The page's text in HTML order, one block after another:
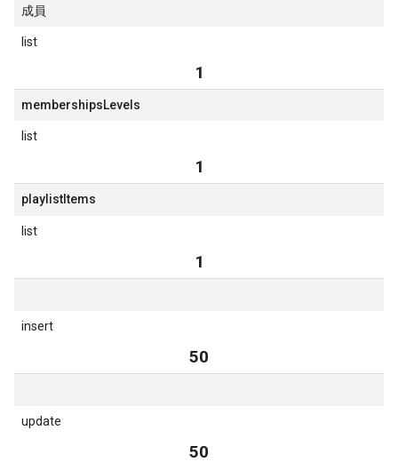
成員
list
1
membershipsLevels
list
1
playlistItems
list
1
insert
50
update
50